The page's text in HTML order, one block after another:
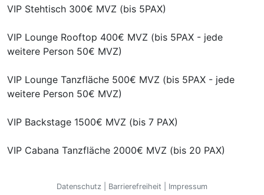
VIP Stehtisch 300€ MVZ (bis 5PAX)
VIP Lounge Rooftop 400€ MVZ (bis 5PAX - jede
weitere Person 50€ MVZ)
VIP Lounge Tanzfläche 500€ MVZ (bis 5PAX - jede
weitere Person 50€ MVZ)
VIP Backstage 1500€ MVZ (bis 7 PAX)
VIP Cabana Tanzfläche 2000€ MVZ (bis 20 PAX)
VIP Cabana Rooftop 2500€ MVZ (bis 25 PAX)
Datenschutz Barrierefreiheit Impressum